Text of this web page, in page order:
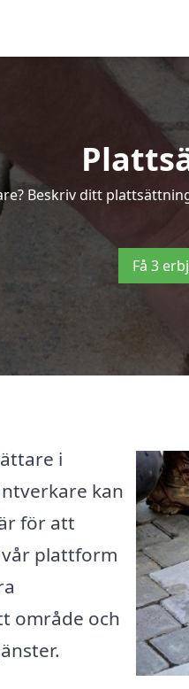
Beskriv ditt
Få 3
i
kan
för att
plattform
område och